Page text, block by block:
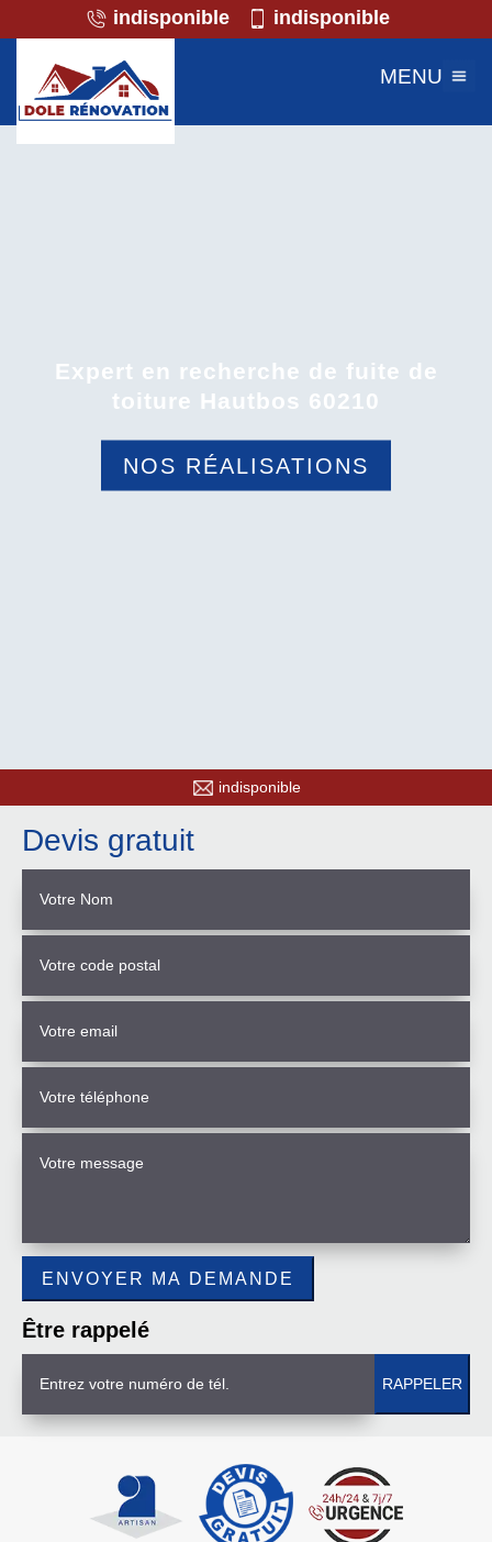
indisponible indisponible
MENU
Expert en recherche de fuite de
toiture Hautbos 60210
NOS RÉALISATIONS
indisponible
Devis gratuit
Être rappelé